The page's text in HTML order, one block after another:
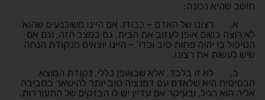
חושב שהיא נכונה :
א. רצונו של האדם – כבודו. אם היינו משוכנעים שהוא
לא רוצה בשום אופן לעזוב את הבית, גם במצב הזה, וגם אם
הטיפול בו יהיה פחות טוב וכדו' – היינו יוצאים מנקודת הנחה
שיש לעשות את רצונו.
ב. לא זו בלבד, אלא שבאופן כללי, נקודת המוצא
הבסיסית היא שלאדם עם דמנציה טוב יותר להישאר בסביבה
אליה הוא רגיל, ובעיקר אם עדיין יש לו הבזקים של התעוררות.